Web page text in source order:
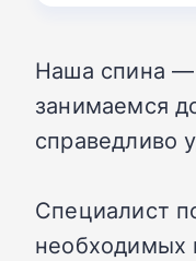
Наша спина —
занимаемся
справедливо
Специалист
необходимых